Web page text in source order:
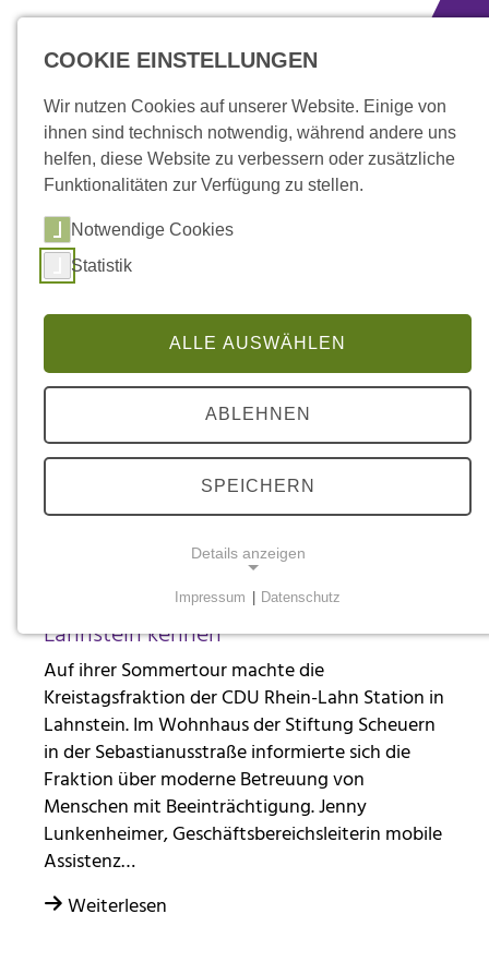
zum Inhalt springen
» Alle Nachrichten
Alle Nachrichten
CDU-Kreistagsfraktion lernt Wohnhaus
Lahnstein kennen
Auf ihrer Sommertour machte die
Kreistagsfraktion der CDU Rhein-Lahn Station in
Lahnstein. Im Wohnhaus der Stiftung Scheuern
in der Sebastianusstraße informierte sich die
Fraktion über moderne Betreuung von
Menschen mit Beeinträchtigung. Jenny
Lunkenheimer, Geschäftsbereichsleiterin mobile
Assistenz…
Weiterlesen
COOKIE EINSTELLUNGEN
Wir nutzen Cookies auf unserer Website. Einige von
ihnen sind technisch notwendig, während andere uns
helfen, diese Website zu verbessern oder zusätzliche
Funktionalitäten zur Verfügung zu stellen.
Notwendige Cookies
Statistik
ALLE AUSWÄHLEN
ABLEHNEN
SPEICHERN
Details anzeigen
Funktionen und sind für die einwandfreie Funktion
der Website erforderlich.
Einverständnis-Cookie
Name:
Zweck:
Einverständnis-Optionen des Benutzers
Impressum Datenschutz